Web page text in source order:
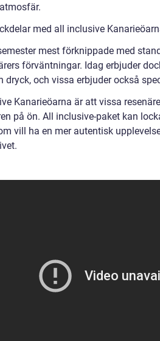
med all inclusive
mest förknippade med
förväntningar. Idag erbjuder
och vissa erbjuder också
Kanarieöarna är att vissa
på ön. All inclusive-paket kan
vill ha en mer autentisk